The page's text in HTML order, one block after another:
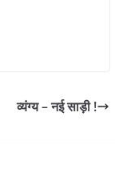
व्यंग्य – नई साड़ी !